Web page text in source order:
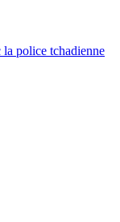
police tchadienne